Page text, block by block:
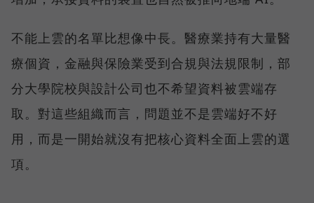
不能上雲的名單比想像中長。醫療業持有大量醫
療個資，金融與保險業受到合規與法規限制，部
分大學院校與設計公司也不希望資料被雲端存
取。對這些組織而言，問題並不是雲端好不好
用，而是一開始就沒有把核心資料全面上雲的選
項。